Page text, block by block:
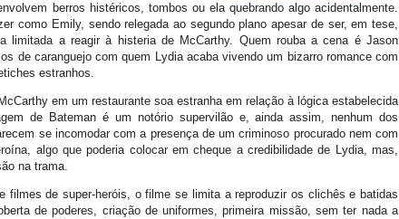
berros histéricos, tombos ou ela quebrando algo acidentalmente.
como Emily, sendo relegada ao segundo plano apesar de ser, em tese,
limitada a reagir à histeria de McCarthy. Quem rouba a cena é Jason
de caranguejo com quem Lydia acaba vivendo um bizarro romance com
estranhos.
em um restaurante soa estranha em relação à lógica estabelecida
de Bateman é um notório supervilão e, ainda assim, nenhum dos
se incomodar com a presença de um criminoso procurado nem com
algo que poderia colocar em cheque a credibilidade de Lydia, mas,
na trama.
filmes de super-heróis, o filme se limita a reproduzir os clichês e batidas
de poderes, criação de uniformes, primeira missão, sem ter nada a